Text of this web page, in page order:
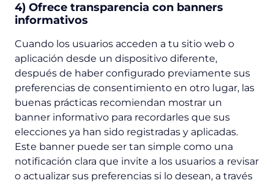
4) Ofrece transparencia con banners
informativos
Cuando los usuarios acceden a tu sitio web o
aplicación desde un dispositivo diferente,
después de haber configurado previamente sus
preferencias de consentimiento en otro lugar, las
buenas prácticas recomiendan mostrar un
banner informativo para recordarles que sus
elecciones ya han sido registradas y aplicadas.
Este banner puede ser tan simple como una
notificación clara que invite a los usuarios a revisar
o actualizar sus preferencias si lo desean, a través